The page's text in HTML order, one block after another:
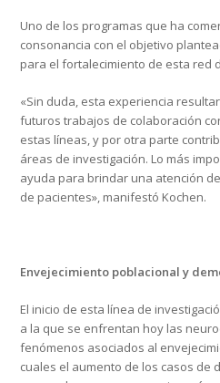
Uno de los programas que ha
consonancia con el objetivo
para el fortalecimiento de esta red
«Sin duda, esta experiencia
futuros trabajos de colaboración
estas líneas, y por otra parte
áreas de investigación. Lo más
ayuda para brindar una atención
de pacientes», manifestó Kochen.
Envejecimiento poblacional y
El inicio de esta línea de
a la que se enfrentan hoy las
fenómenos asociados al
cuales el aumento de los casos de